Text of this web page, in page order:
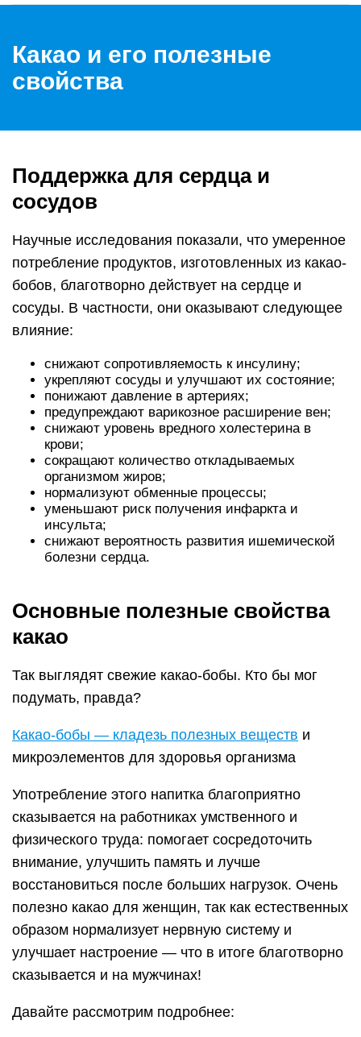
Какао и его полезные
свойства
Поддержка для сердца и
сосудов
Научные исследования показали, что умеренное
потребление продуктов, изготовленных из какао-
бобов, благотворно действует на сердце и
сосуды. В частности, они оказывают следующее
влияние:
снижают сопротивляемость к инсулину;
укрепляют сосуды и улучшают их состояние;
понижают давление в артериях;
предупреждают варикозное расширение вен;
снижают уровень вредного холестерина в
крови;
сокращают количество откладываемых
организмом жиров;
нормализуют обменные процессы;
уменьшают риск получения инфаркта и
инсульта;
снижают вероятность развития ишемической
болезни сердца.
Основные полезные свойства
какао
Так выглядят свежие какао-бобы. Кто бы мог
подумать, правда?
Какао-бобы — кладезь полезных веществ и
микроэлементов для здоровья организма
Употребление этого напитка благоприятно
сказывается на работниках умственного и
физического труда: помогает сосредоточить
внимание, улучшить память и лучше
восстановиться после больших нагрузок. Очень
полезно какао для женщин, так как естественных
образом нормализует нервную систему и
улучшает настроение — что в итоге благотворно
сказывается и на мужчинах!
Давайте рассмотрим подробнее: